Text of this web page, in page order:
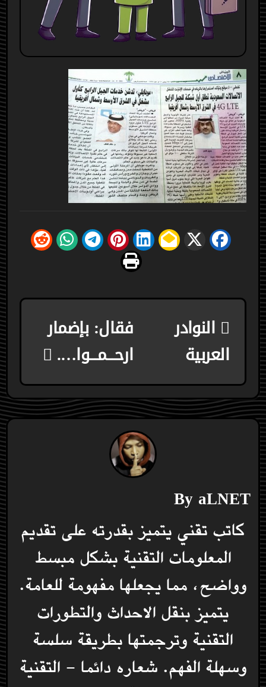
تصفّح
المقالات
النوادر
العربية
فقال: بإضمار
ارحـــمـــوا….
ByaLNET
كاتب تقني يتميز بقدرته على تقديم
المعلومات التقنية بشكل مبسط
وواضح، مما يجعلها مفهومة للعامة.
يتميز بنقل الاحداث والتطورات
التقنية وترجمتها بطريقة سلسة
وسهلة الفهم. شعاره دائما - التقنية